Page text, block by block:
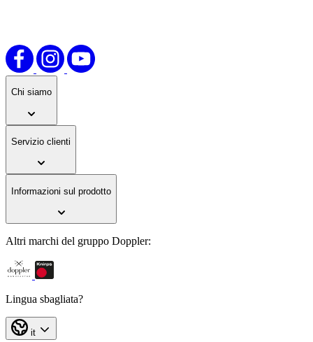
consente di ripiegare la capote senza fatica Pratica apertura
automatica Combinazione di alta qualità di fibra di vetro e acciaio
Materiale della copertura dell'ombrellone: 100 % Pongee
Chi siamo
Servizio clienti
Informazioni sul prodotto
Altri marchi del gruppo Doppler:
Lingua sbagliata?
it